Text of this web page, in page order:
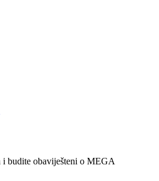
budite obaviješteni o MEGA